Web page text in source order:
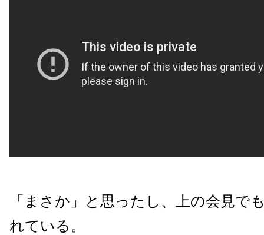
「まさか」と思ったし、上の会見で
れている。